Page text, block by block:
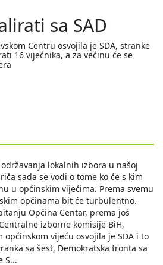
sa SAD
Centru osvojila je SDA, stranke
16 vijećnika, a za većinu će se
lokalnih izbora u našoj
sada se vodi o tome ko će s kim
u općinskim vijećima. Prema svemu
općinama bit će turbulentno.
Općina Centar, prema još
izborne komisije BiH,
općinskom vijeću osvojila je SDA i to
sa šest, Demokratska fronta sa
S...